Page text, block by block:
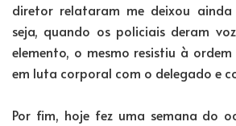
diretor relataram me deixou ainda
seja, quando os policiais deram
elemento, o mesmo resistiu à
em luta corporal com o delegado e
Por fim, hoje fez uma semana do